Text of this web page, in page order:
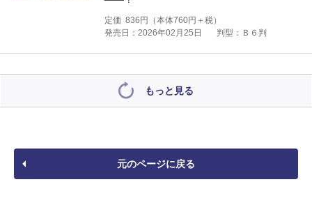
定価 836 円（本体760円＋税）
発売日：2026年02月25日
判型：Ｂ６判
もっと見る
元のページに戻る